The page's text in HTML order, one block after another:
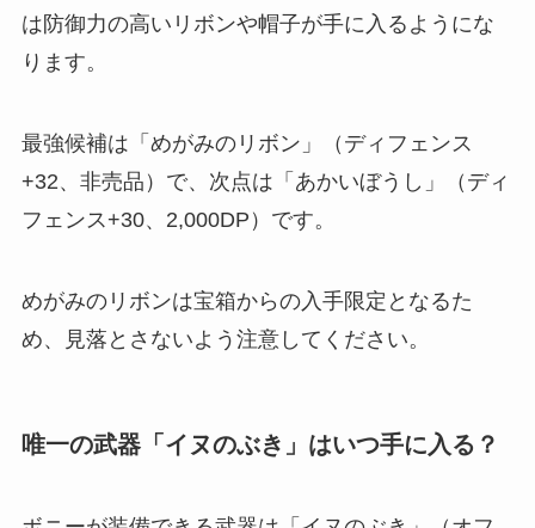
は防御力の高いリボンや帽子が手に入るようにな
ります。
最強候補は「めがみのリボン」（ディフェンス
+32、非売品）で、次点は「あかいぼうし」（ディ
フェンス+30、2,000DP）です。
めがみのリボンは宝箱からの入手限定となるた
め、見落とさないよう注意してください。
唯一の武器「イヌのぶき」はいつ手に入る？